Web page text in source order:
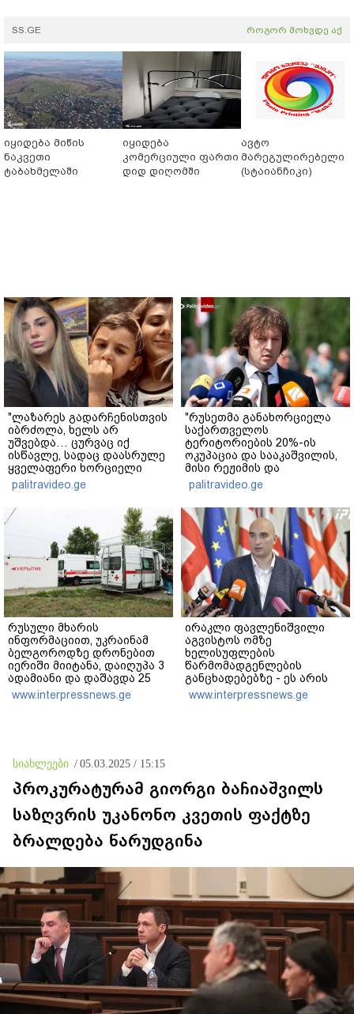
SS.GE როგორ მოხვდე აქ
იყიდება მიწის
ნაკვეთი
ტაბახმელაში
იყიდება
კომერციული ფართი
დიდ დიღომში
ავტო
მარეგულირებელი
(სტაიანჩიკი)
"ლაზარეს გადარჩენისთვის
იბრძოლა, ხელს არ
უშვებდა… ცურვაც იქ
ისწავლე, სადაც დაასრულე
ყველაფერი ხორციელი
ცხოვრებიდან" – რას წერს
ხობში დაღუპული დედა-
შვილის ახლობელი?
palitravideo.ge
"რუსეთმა განახორციელა
საქართველოს
ტერიტორიების 20%-ის
ოკუპაცია და სააკაშვილის,
მისი რეჟიმის და
"ნაცმოძრაობის" ღალატი
ვერანაირად ვერ
გადაფარავს ამ
დანაშაულს" - ირაკლი
კობახიძე
palitravideo.ge
რუსული მხარის
ინფორმაციით, უკრაინამ
ბელგოროდზე დრონებით
იერიში მიიტანა, დაიღუპა 3
ადამიანი და დაშავდა 25
www.interpressnews.ge
ირაკლი ფავლენიშვილი
აგვისტოს ომზე
ხელისუფლების
წარმომადგენლების
განცხადებებზე - ეს არის
ეროვნული ინტერესების
აშკარა ღალატი - არავის
www.interpressnews.ge
სიახლეები / 05.03.2025 / 15:15
პროკურატურამ გიორგი ბაჩიაშვილს
საზღვრის უკანონო კვეთის ფაქტზე
ბრალდება წარუდგინა